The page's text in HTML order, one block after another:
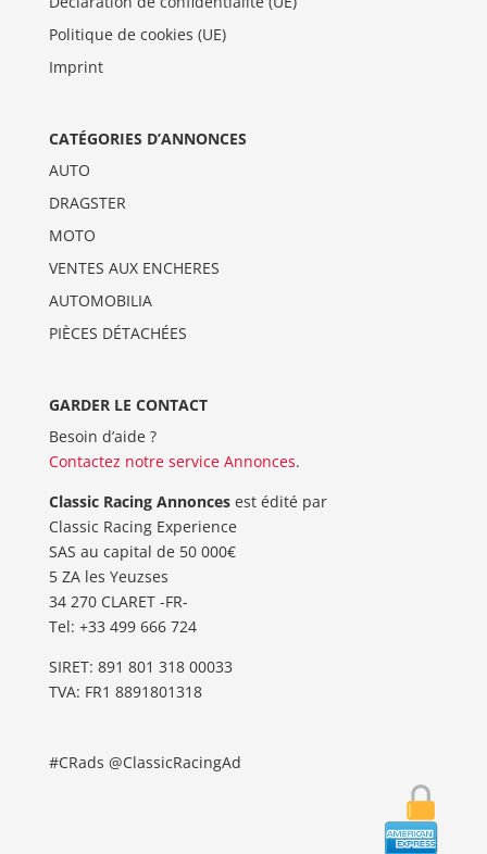
Politique de cookies (UE)
Imprint
CATÉGORIES D’ANNONCES
AUTO
DRAGSTER
MOTO
VENTES AUX ENCHERES
AUTOMOBILIA
PIÈCES DÉTACHÉES
GARDER LE CONTACT
Besoin d’aide ?
Contactez notre service Annonces.
Classic Racing Annoncesest édité par
Classic Racing Experience
SAS au capital de 50 000€
5 ZA les Yeuzses
34 270 CLARET -FR-
Tel: ‭+33 499 666 724‬
SIRET: 891 801 318 00033
TVA: FR1 8891801318
#CRads @ClassicRacingAd